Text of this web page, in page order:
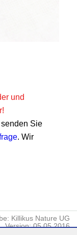
und
Sie
. Wir
Killikus Nature UG
Version: 05.05.2016